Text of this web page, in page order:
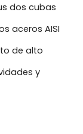
dos cubas
aceros AISI
de alto
y